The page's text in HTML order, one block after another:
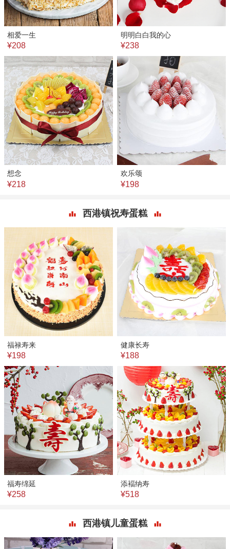
相爱一生
¥208
明明白白我的心
¥238
想念
¥218
欢乐颂
¥198
西港镇祝寿蛋糕
福禄寿来
¥198
健康长寿
¥188
福寿绵延
¥258
添褔纳寿
¥518
西港镇儿童蛋糕